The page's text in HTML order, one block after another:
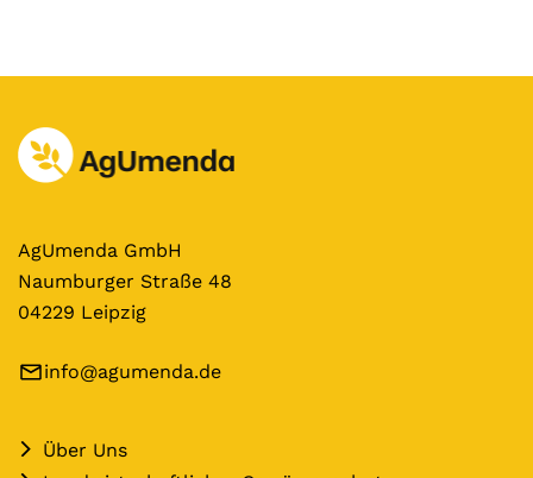
AgUmenda GmbH
Naumburger Straße 48
04229 Leipzig
info@agumenda.de
Über Uns